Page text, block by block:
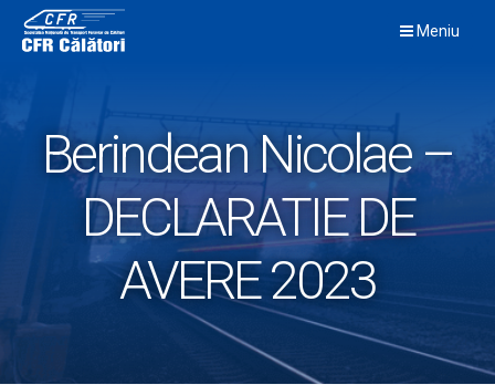
content
Meniu
Berindean Nicolae –
DECLARATIE DE
AVERE 2023